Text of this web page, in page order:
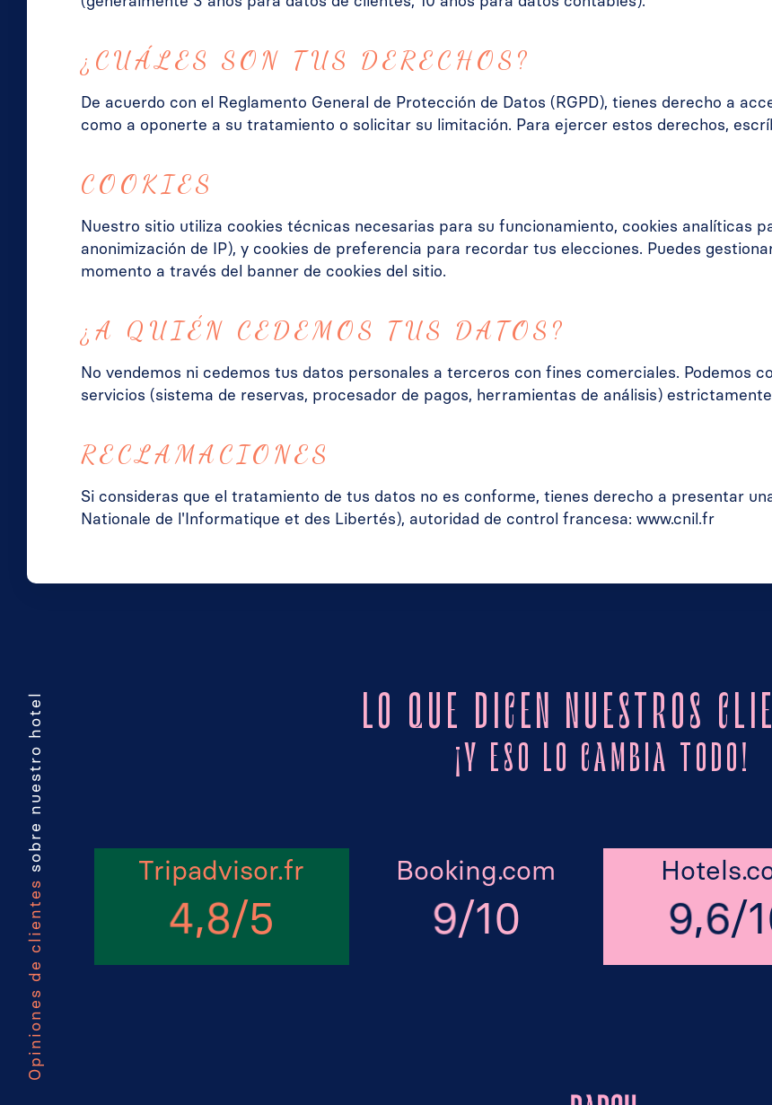
¿CUÁLES SON TUS DERECHOS?
De acuerdo con el Reglamento General de Protección de Datos (RGPD), tienes derecho a
como a oponerte a su tratamiento o solicitar su limitación. Para ejercer estos derechos,
COOKIES
Nuestro sitio utiliza cookies técnicas necesarias para su funcionamiento, cookies analíticas
anonimización de IP), y cookies de preferencia para recordar tus elecciones. Puedes
momento a través del banner de cookies del sitio.
¿A QUIÉN CEDEMOS TUS DATOS?
No vendemos ni cedemos tus datos personales a terceros con fines comerciales. Podemos
servicios (sistema de reservas, procesador de pagos, herramientas de análisis)
RECLAMACIONES
Si consideras que el tratamiento de tus datos no es conforme, tienes derecho a presentar
Nationale de l'Informatique et des Libertés), autoridad de control francesa: www.cnil.fr
Opiniones de clientes
sobre nuestro hotel LO QUE DICEN NUESTROS
¡Y ESO LO CAMBIA TODO!
Tripadvisor.fr
4,8/5
Booking.com
9/10 9,6/